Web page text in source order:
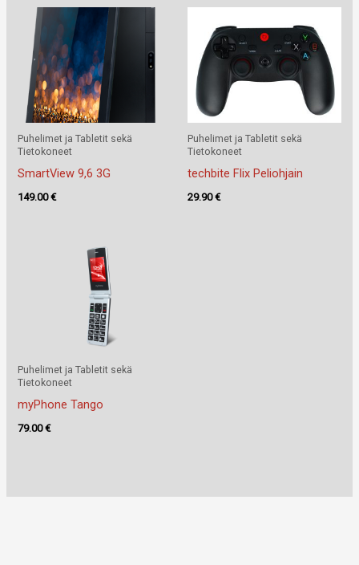
Puhelimet ja Tabletit sekä
Tietokoneet
SmartView 9,6 3G
149.00€
Puhelimet ja Tabletit sekä
Tietokoneet
techbite Flix Peliohjain
29.90€
Puhelimet ja Tabletit sekä
Tietokoneet
myPhone Tango
79.00€